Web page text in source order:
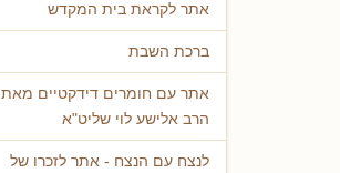
אתר לקראת בית המקדש
ברכת השבת
אתר עם חומרים דידקטיים מאת
הרב אלישע לוי שליט"א
לנצח עם הנצח - אתר לזכרו של